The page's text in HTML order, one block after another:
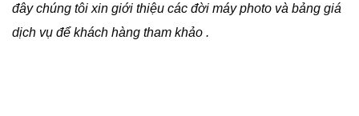
đây chúng tôi xin giới thiệu các đời máy photo và bảng giá
dịch vụ để khách hàng tham khảo .